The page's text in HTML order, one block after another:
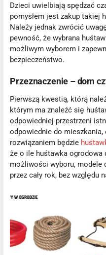
Dzieci uwielbiają spędzać
pomysłem jest zakup takiej
Należy jednak zwrócić
pewność, że wybrana
możliwym wyborem i
bezpieczeństwo.
Przeznaczenie – dom
Pierwszą kwestią, którą
którym ma znaleźć się
odpowiedniej przestrzeni
odpowiednie do
rozwiązaniem będzie
że o ile huśtawka ogrodowa
możliwości wyboru,
przez cały rok, bez względu